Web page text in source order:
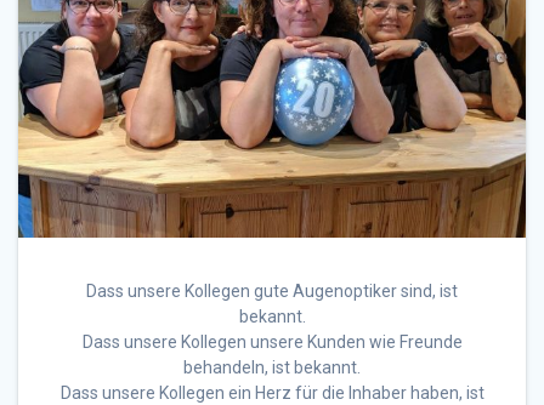
Dass unsere Kollegen gute Augenoptiker sind, ist
bekannt.
Dass unsere Kollegen unsere Kunden wie Freunde
behandeln, ist bekannt.
Dass unsere Kollegen ein Herz für die Inhaber haben, ist